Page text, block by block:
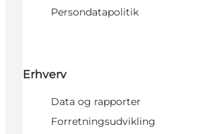
Persondatapolitik
Erhverv
Data og rapporter
Forretningsudvikling